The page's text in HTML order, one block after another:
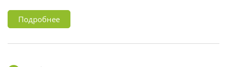
Подробнее